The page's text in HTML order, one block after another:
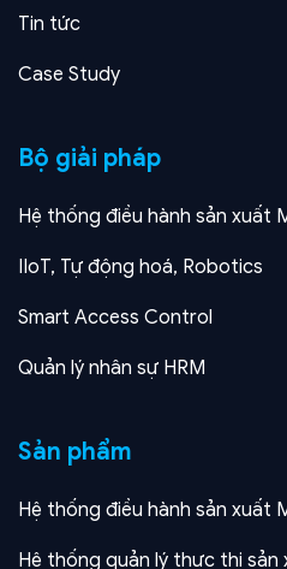
Tin tức
Case Study
Bộ giải pháp
Hệ thống điều hành sản xuất
IIoT, Tự động hoá, Robotics
Smart Access Control
Quản lý nhân sự HRM
Sản phẩm
Hệ thống điều hành sản xuất
Hệ thống quản lý thực thi sản